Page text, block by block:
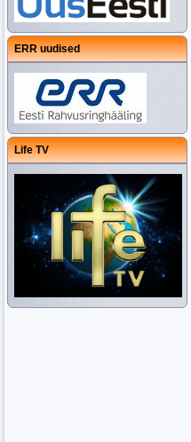
ERR uudised
Life TV